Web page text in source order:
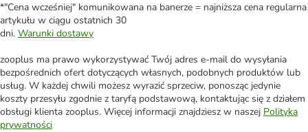
*"Cena wcześniej" komunikowana na banerze = najniższa cena regularna
artykułu w ciągu ostatnich 30
dni. Warunki dostawy
zooplus ma prawo wykorzystywać Twój adres e-mail do wysyłania
bezpośrednich ofert dotyczących własnych, podobnych produktów lub
usług. W każdej chwili możesz wyrazić sprzeciw, ponosząc jedynie
koszty przesyłu zgodnie z taryfą podstawową, kontaktując się z działem
obsługi klienta zooplus. Więcej informacji znajdziesz w naszej Polityka
prywatności